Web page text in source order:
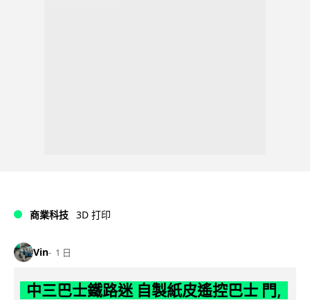
商業科技 3D 打印
Vin 1 日
中三巴士鐵路迷 自製紙皮遙控巴士 門,